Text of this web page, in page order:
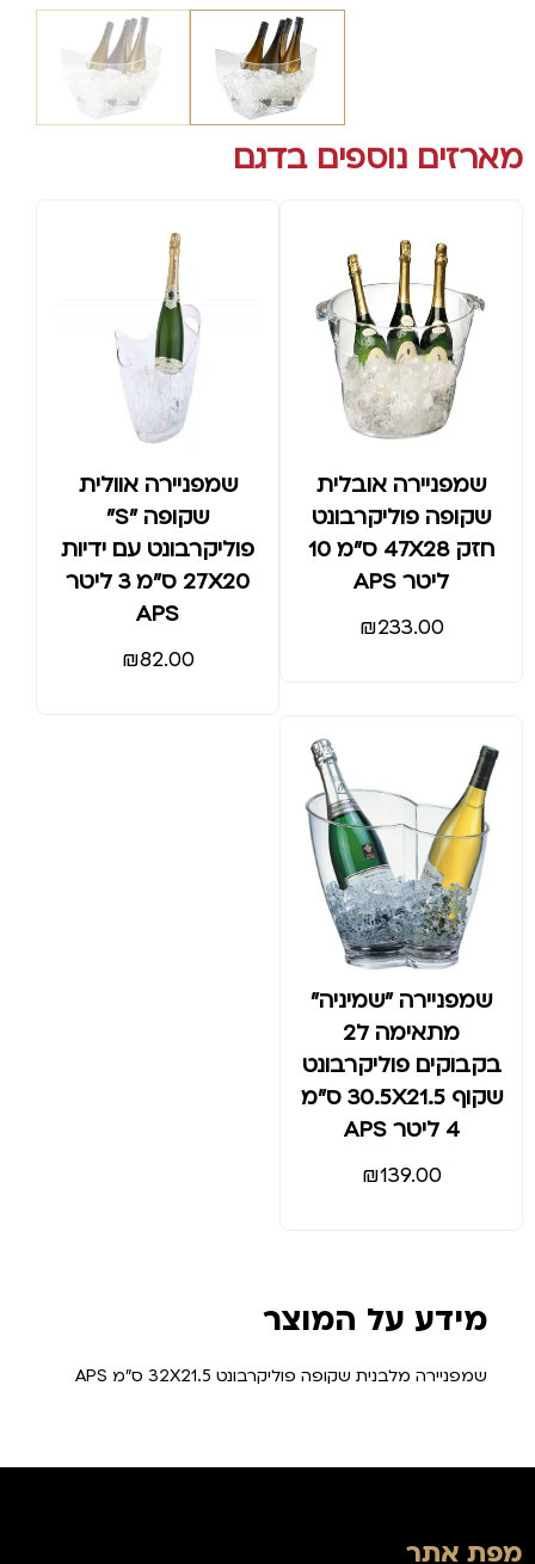
מארזים נוספים בדגם
שמפניירה אובלית
שקופה פוליקרבונט
חזק 47X28 ס"מ 10
ליטר APS
₪233.00
שמפניירה אוולית
שקופה "S"
פוליקרבונט עם ידיות
27X20 ס"מ 3 ליטר
APS
₪82.00
שמפניירה "שמיניה"
מתאימה ל2
בקבוקים פוליקרבונט
שקוף 30.5X21.5 ס"מ
4 ליטר APS
₪139.00
מידע על המוצר
שמפניירה מלבנית שקופה פוליקרבונט 32X21.5 ס"מ APS
מפת אתר